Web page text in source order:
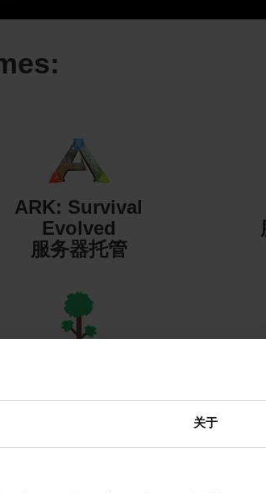
关于
ARK: Survival
Evolved
服务器托管